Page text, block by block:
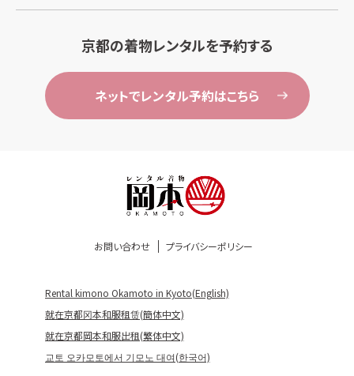
京都の着物レンタルを予約する
ネットでレンタル予約はこちら
お問い合わせ プライバシーポリシー
Rental kimono Okamoto in Kyoto(English)
就在京都冈本和服租赁(簡体中文)
就在京都岡本和服出租(繁体中文)
교토 오카모토에서 기모노 대여(한국어)